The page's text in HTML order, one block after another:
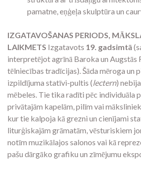
pamatne, eņģeļa skulptūra un
IZGATAVOŠANAS PERIODS,
LAIKMETS Izgatavots 19. gadsimtā
interpretējot agrīnā Baroka un Augstās
tēlniecības tradīcijas). Šāda mēroga un
izpildījuma statīvi-pultis (lectern)
mēbeles. Tie tika radīti pēc individuāla
privātajām kapelām, pilīm vai
kur tie kalpoja kā grezni un cienījami
liturģiskajām grāmatām, vēsturiskiem
notīm muzikālajos salonos vai kā
pašu dārgāko grafiku un zīmējumu